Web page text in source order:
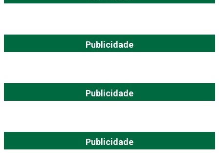
Publicidade
Publicidade
Publicidade